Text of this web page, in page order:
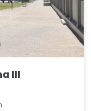
III